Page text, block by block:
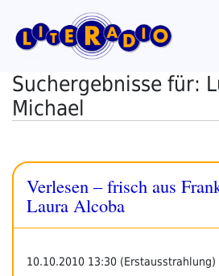
Inhalt
springen
Suchergebnisse für:
Michael
Verlesen – frisch aus
Laura Alcoba
10.10.2010 13:30 (Erstausstrahlung)